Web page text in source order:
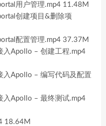
用户管理.mp4 11.48M
创建项目&删除项
配置管理.mp4 37.37M
入Apollo – 创建工程.mp4
入Apollo – 编写代码及配置
入Apollo – 最终测试.mp4
18.64M